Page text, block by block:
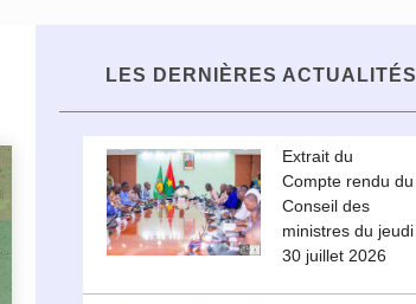
LES DERNIÈRES ACTUALITÉS
Extrait du
Compte rendu du
Conseil des
ministres du jeudi
30 juillet 2026